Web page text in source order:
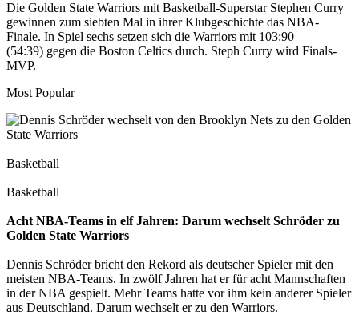
Die Golden State Warriors mit Basketball-Superstar Stephen Curry
gewinnen zum siebten Mal in ihrer Klubgeschichte das NBA-
Finale. In Spiel sechs setzen sich die Warriors mit 103:90
(54:39) gegen die Boston Celtics durch. Steph Curry wird Finals-
MVP.
Most Popular
Basketball
Basketball
Acht NBA-Teams in elf Jahren: Darum wechselt Schröder zu
Golden State Warriors
Dennis Schröder bricht den Rekord als deutscher Spieler mit den
meisten NBA-Teams. In zwölf Jahren hat er für acht Mannschaften
in der NBA gespielt. Mehr Teams hatte vor ihm kein anderer Spieler
aus Deutschland. Darum wechselt er zu den Warriors.